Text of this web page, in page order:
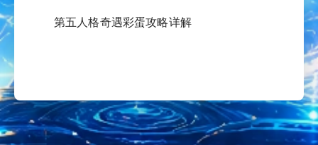
第五人格奇遇彩蛋攻略详解